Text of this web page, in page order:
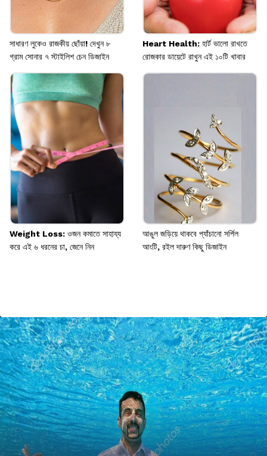
সাধারণ লুকেও রাজকীয় ছোঁয়া! দেখুন ৮
গ্রাম সোনার ৭ স্টাইলিশ চেন ডিজাইন
Heart Health: হার্ট ভালো রাখতে
রোজকার ডায়েটে রাখুন এই ১০টি খাবার
Weight Loss: ওজন কমাতে সাহায্য
করে এই ৬ ধরনের চা, জেনে নিন
আঙুল জড়িয়ে থাকবে প্যাঁচানো সর্পিল
আংটি, রইল দারুণ কিছু ডিজাইন